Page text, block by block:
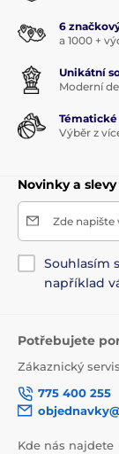
6
a 1000 +
Unikátní
Moderní
Výběr z
Novinky a
Zde napište
Souhlasím
například
Potřebujete
Zákaznický
775 400 255
Kde nás najdete